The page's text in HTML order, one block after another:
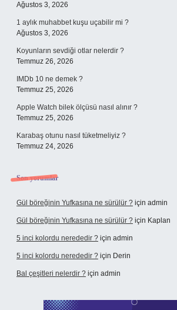
Ağustos 3, 2026
1 aylık muhabbet kuşu uçabilir mi ?
Ağustos 3, 2026
Koyunların sevdiği otlar nelerdir ?
Temmuz 26, 2026
IMDb 10 ne demek ?
Temmuz 25, 2026
Apple Watch bilek ölçüsü nasıl alınır ?
Temmuz 25, 2026
Karabaş otunu nasıl tüketmeliyiz ?
Temmuz 24, 2026
Son yorumlar
Gül böreğinin Yufkasına ne sürülür ? için admin
Gül böreğinin Yufkasına ne sürülür ? için Kaplan
5 inci kolordu nerededir ? için admin
5 inci kolordu nerededir ? için Derin
Bal çeşitleri nelerdir ? için admin